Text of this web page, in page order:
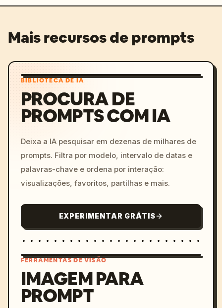
Mais recursos de prompts
BIBLIOTECA DE IA
PROCURA DE
PROMPTS COM IA
Deixa a IA pesquisar em dezenas de milhares de
prompts. Filtra por modelo, intervalo de datas e
palavras-chave e ordena por interação:
visualizações, favoritos, partilhas e mais.
EXPERIMENTAR GRÁTIS
FERRAMENTAS DE VISÃO
IMAGEM PARA
PROMPT